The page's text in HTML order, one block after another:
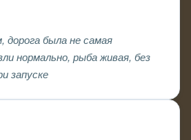
дорога была не самая
нормально, рыба живая, без
запуске